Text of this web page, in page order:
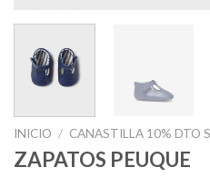
INICIO / CANASTILLA 10% DTO
ZAPATOS PEUQUE